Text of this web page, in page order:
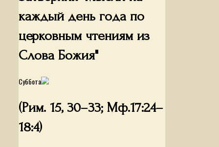
каждый день года по
церковным чтениям из
Слова Божия"
Суббота
(Рим. 15, 30–33; Мф.17:24–
18:4)